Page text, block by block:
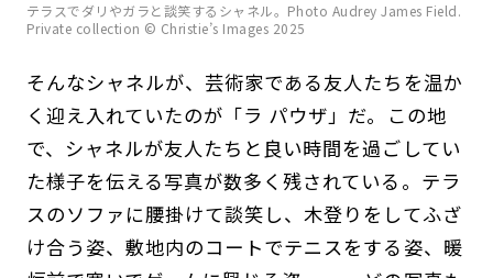
テラスでダリやガラと談笑するシャネル。Photo Audrey James Field.
Private collection © Christie’s Images 2025
そんなシャネルが、芸術家である友人たちを温か
く迎え入れていたのが「ラ パウザ」だ。この地
で、シャネルが友人たちと良い時間を過ごしてい
た様子を伝える写真が数多く残されている。テラ
スのソファに腰掛けて談笑し、木登りをしてふざ
け合う姿、敷地内のコートでテニスをする姿、暖